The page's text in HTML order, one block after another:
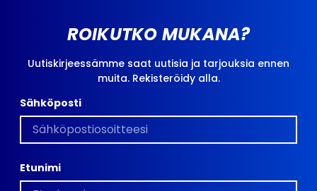
ROIKUTKO MUKANA?
Uutiskirjeessämme saat uutisia ja tarjouksia ennen
muita. Rekisteröidy alla.
Sähköposti
Etunimi